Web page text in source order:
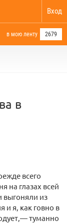
Вход
в мою ленту 2679
в
всего
на глазах всей
выгоняли из
и я, как говно в
туманно